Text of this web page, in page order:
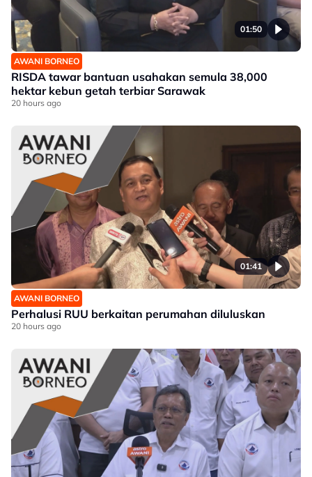
01:50
AWANI BORNEO
RISDA tawar bantuan usahakan semula 38,000
hektar kebun getah terbiar Sarawak
20 hours ago
01:41
AWANI BORNEO
Perhalusi RUU berkaitan perumahan diluluskan
20 hours ago